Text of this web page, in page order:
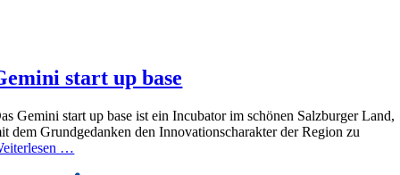
start up base
Gemini start up base ist ein Incubator im schönen Salzburger Land,
dem Grundgedanken den Innovationscharakter der Region zu
…